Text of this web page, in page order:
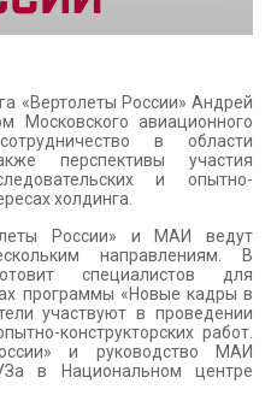
«Вертолеты России» Андрей
Московского авиационного
в области
перспективы участия
и опытно-
холдинга.
России» и МАИ ведут
направлениям. В
специалистов для
программы «Новые кадры в
участвуют в проведении
конструкторских работ.
и руководство МАИ
в Национальном центре